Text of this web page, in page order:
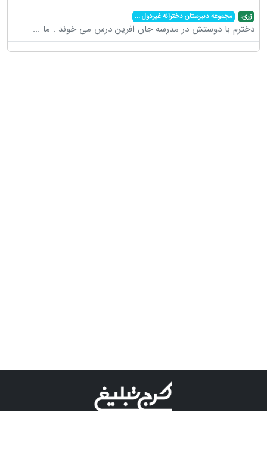
زری: مجموعه دبیرستان دخترانه غیردول...
دخترم با دوستش در مدرسه جان افرین درس می خوند . ما ...